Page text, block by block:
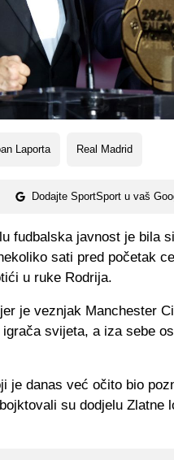
Laporta Real Madrid
Dodajte SportSport u vaš
fudbalska javnost je bila
sati pred početak
u ruke Rodrija.
je veznjak Manchester
svijeta, a iza sebe
je danas već očito bio
su dodjelu Zlatne